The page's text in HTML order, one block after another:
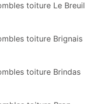
toiture Le Breuil
toiture Brignais
toiture Brindas